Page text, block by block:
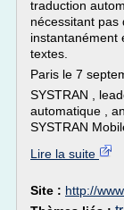
traduction
nécessitant
instantanément
textes.
Paris le 7
SYSTRAN ,
automatique ,
SYSTRAN
Lire la suite
Site : http://